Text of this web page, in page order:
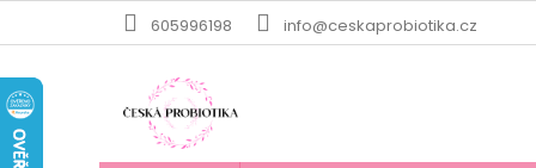
605996198 info@ceskaprobiotika.cz